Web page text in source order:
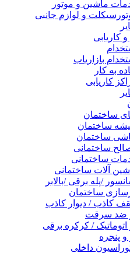
ماشین و موتور
و لوازم جانبی
کاریابی
بازاریاب
به کار
کاریابی
ساختمان
ساختمان
ساختمان
ساختمانی
ساختمانی
آلات ساختمانی
/پله برقی /بالابر
ساختمان
کاذب / دیوار کاذب
ضد سرقت
اتوماتیک / کرکره برقی
و پنجره
داخلی